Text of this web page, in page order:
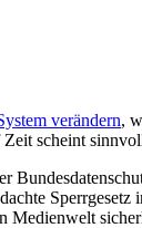
verändern,
scheint